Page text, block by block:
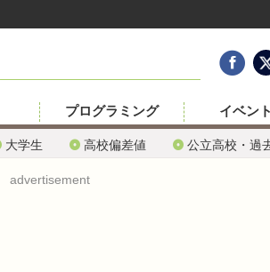
大学生 高校偏差値 公立高校・過
プログラミング イベント
advertisement